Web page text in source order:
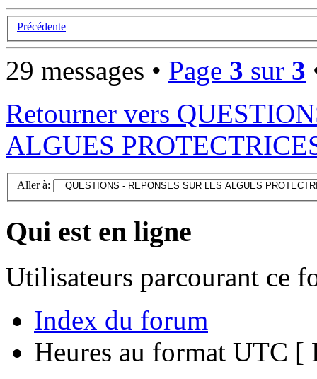
Précédente
29 messages • Page 3 sur 3
Retourner vers
ALGUES
Aller à:
Qui est en ligne
Utilisateurs parcourant ce
Index du forum
Heures au format UTC [